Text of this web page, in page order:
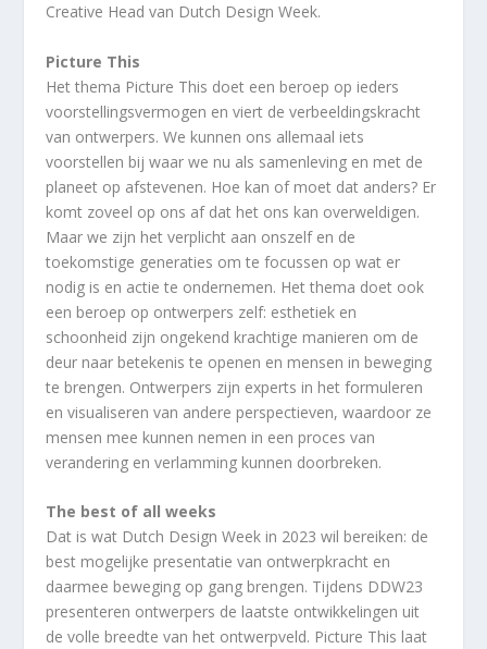
Creative Head van Dutch Design Week.
Picture This
Het thema Picture This doet een beroep op ieders
voorstellingsvermogen en viert de verbeeldingskracht
van ontwerpers. We kunnen ons allemaal iets
voorstellen bij waar we nu als samenleving en met de
planeet op afstevenen. Hoe kan of moet dat anders? Er
komt zoveel op ons af dat het ons kan overweldigen.
Maar we zijn het verplicht aan onszelf en de
toekomstige generaties om te focussen op wat er
nodig is en actie te ondernemen. Het thema doet ook
een beroep op ontwerpers zelf: esthetiek en
schoonheid zijn ongekend krachtige manieren om de
deur naar betekenis te openen en mensen in beweging
te brengen. Ontwerpers zijn experts in het formuleren
en visualiseren van andere perspectieven, waardoor ze
mensen mee kunnen nemen in een proces van
verandering en verlamming kunnen doorbreken.
The best of all weeks
Dat is wat Dutch Design Week in 2023 wil bereiken: de
best mogelijke presentatie van ontwerpkracht en
daarmee beweging op gang brengen. Tijdens DDW23
presenteren ontwerpers de laatste ontwikkelingen uit
de volle breedte van het ontwerpveld. Picture This laat